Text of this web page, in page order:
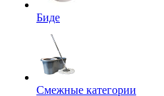
Биде
Смежные категории